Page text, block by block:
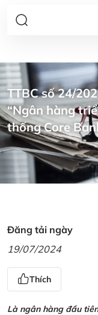
TTBC số 24/
“Ngân hàng
thống Core
Đăng tải ngày
19/07/2024
Thích
Là ngân hàng đầu